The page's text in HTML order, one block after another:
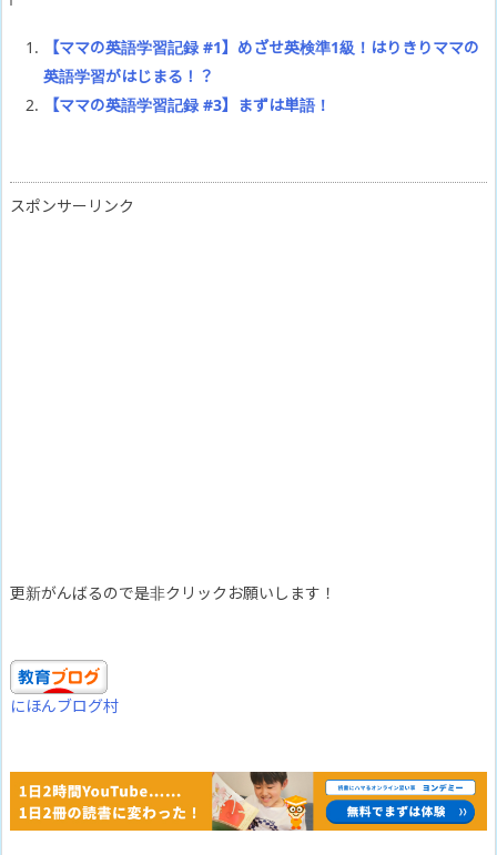
【ママの英語学習記録 #1】めざせ英検準1級！はりきりママの
英語学習がはじまる！？
【ママの英語学習記録 #3】まずは単語！
スポンサーリンク
更新がんばるので是非クリックお願いします！
にほんブログ村